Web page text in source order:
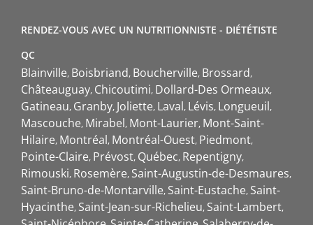
RENDEZ-VOUS AVEC UN NUTRITIONNISTE - DIÉTÉTISTE
QC
Blainville Boisbriand Boucherville Brossard
Châteauguay Chicoutimi Dollard-Des Ormeaux
Gatineau Granby Joliette Laval Lévis Longueuil
Mascouche Mirabel Mont-Laurier Mont-Saint-
Hilaire Montréal Montréal-Ouest Piedmont
Pointe-Claire Prévost Québec Repentigny
Rimouski Rosemère Saint-Augustin-de-Desmaures
Saint-Bruno-de-Montarville Saint-Eustache Saint-
Hyacinthe Saint-Jean-sur-Richelieu Saint-Lambert